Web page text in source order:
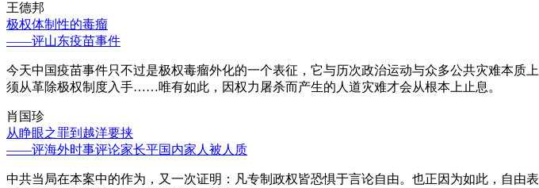
王德邦
极权体制性的毒瘤
——评山东疫苗事件
今天中国疫苗事件只不过是极权毒瘤外化的一个表征，它与历次政治运动与众多公共灾难本
须从革除极权制度入手……唯有如此，因权力屠杀而产生的人道灾难才会从根本上止息。
肖国珍
从睁眼之罪到越洋要挟
——评海外时事评论家长平国内家人被人质
中共当局在本案中的作为，又一次证明：凡专制政权皆恐惧于言论自由。也正因为如此，自由